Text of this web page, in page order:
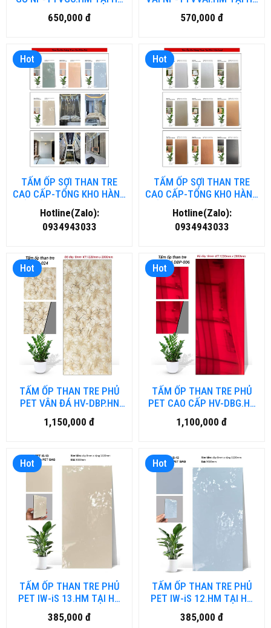
CHÍ MINH
650,000 đ
CHÍ MINH
570,000 đ
Hot
TẤM ỐP SỢI THAN TRE
CAO CẤP-TỔNG KHO HÀNG
TẤM ỐP THAN TRE TẠI HÀ
NỘI
Hotline(Zalo):
0934943033
Hot
TẤM ỐP SỢI THAN TRE
CAO CẤP-TỔNG KHO HÀNG
TẤM ỐP THAN TRE TẠI HỒ
CHÍ MINH
Hotline(Zalo):
0934943033
Hot
TẤM ỐP THAN TRE PHỦ
PET VÂN ĐÁ HV-DBP.HN
TẠI HÀ NỘI
1,150,000 đ
Hot
TẤM ỐP THAN TRE PHỦ
PET CAO CẤP HV-DBG.HN
TẠI HÀ NỘI
1,100,000 đ
Hot
TẤM ỐP THAN TRE PHỦ
PET IW-iS 13.HM TẠI HỒ
CHÍ MINH
385,000 đ
Hot
TẤM ỐP THAN TRE PHỦ
PET IW-iS 12.HM TẠI HỒ
CHÍ MINH
385,000 đ